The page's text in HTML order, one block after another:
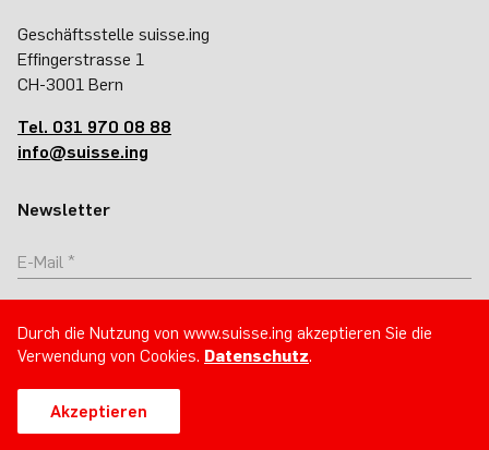
Geschäftsstelle suisse.ing
Effingerstrasse 1
CH-3001 Bern
Tel. 031 970 08 88
info@suisse.ing
Newsletter
Abonnieren
Impressum Datenschutz
Durch die Nutzung von www.suisse.ing akzeptieren Sie die
Verwendung von Cookies. Datenschutz.
Akzeptieren